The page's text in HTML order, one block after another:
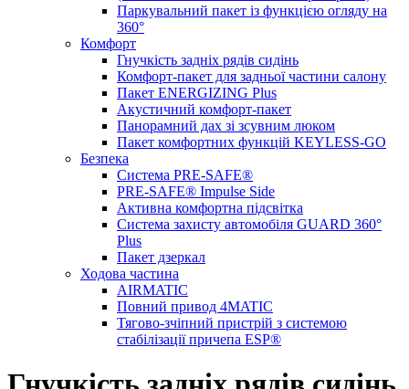
Паркувальний пакет із функцією огляду на
360°
Комфорт
Гнучкість задніх рядів сидінь
Комфорт-пакет для задньої частини салону
Пакет ENERGIZING Plus
Акустичний комфорт-пакет
Панорамний дах зі зсувним люком
Пакет комфортних функцій KEYLESS-GO
Безпека
Система PRE-SAFE®
PRE-SAFE® Impulse Side
Активна комфортна підсвітка
Система захисту автомобіля GUARD 360°
Plus
Пакет дзеркал
Ходова частина
AIRMATIC
Повний привод 4MATIC
Тягово-зчіпний пристрій з системою
стабілізації причепа ESP®